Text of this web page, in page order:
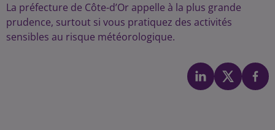
La préfecture de Côte-d’Or appelle à la plus grande
prudence, surtout si vous pratiquez des activités
sensibles au risque météorologique.